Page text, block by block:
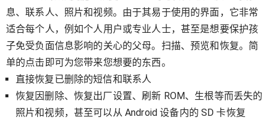
息、联系人、照片和视频。由于其易于使用的界面，它非常
适合每个人，例如个人用户或专业人士，甚至是想要保护孩
子免受负面信息影响的关心的父母。扫描、预览和恢复。简
单的点击即可为您带来您想要的东西。
直接恢复已删除的短信和联系人
恢复因删除、恢复出厂设置、刷新 ROM、生根等而丢失的
照片和视频，甚至可以从 Android 设备内的 SD 卡恢复